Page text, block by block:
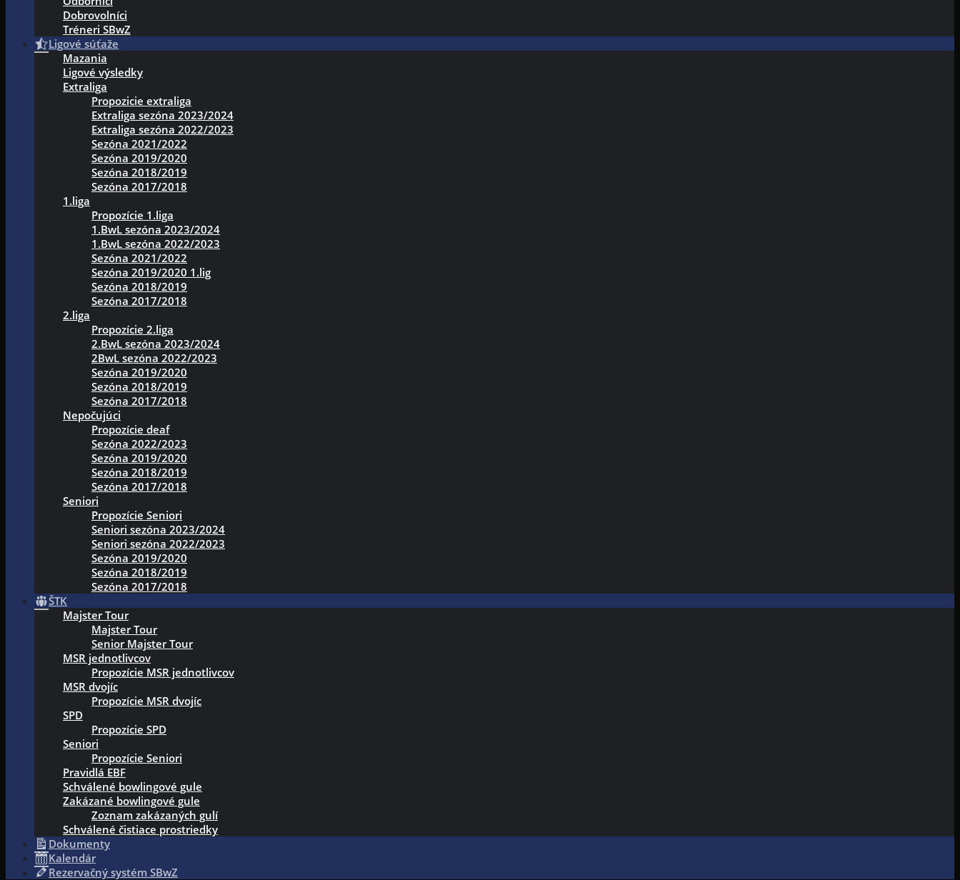
Dobrovolníci
Tréneri SBwZ
Ligové súťaže
Mazania
Ligové výsledky
Extraliga
Propozicie extraliga
Extraliga sezóna 2023/2024
Extraliga sezóna 2022/2023
Sezóna 2021/2022
Sezóna 2019/2020
Sezóna 2018/2019
Sezóna 2017/2018
1.liga
Propozície 1.liga
1.BwL sezóna 2023/2024
1.BwL sezóna 2022/2023
Sezóna 2021/2022
Sezóna 2019/2020 1.lig
Sezóna 2018/2019
Sezóna 2017/2018
2.liga
Propozície 2.liga
2.BwL sezóna 2023/2024
2BwL sezóna 2022/2023
Sezóna 2019/2020
Sezóna 2018/2019
Sezóna 2017/2018
Nepočujúci
Propozície deaf
Sezóna 2022/2023
Sezóna 2019/2020
Sezóna 2018/2019
Sezóna 2017/2018
Seniori
Propozície Seniori
Seniori sezóna 2023/2024
Seniori sezóna 2022/2023
Sezóna 2019/2020
Sezóna 2018/2019
Sezóna 2017/2018
ŠTK
Majster Tour
Majster Tour
Senior Majster Tour
MSR jednotlivcov
Propozície MSR jednotlivcov
MSR dvojíc
Propozície MSR dvojíc
SPD
Propozície SPD
Seniori
Propozície Seniori
Pravidlá EBF
Schválené bowlingové gule
Zakázané bowlingové gule
Zoznam zakázaných gulí
Schválené čistiace prostriedky
Dokumenty
Kalendár
Rezervačný systém SBwZ